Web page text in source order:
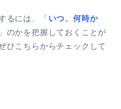
るには、「 いつ、何時か
」のかを把握しておくことが
ひこちらからチェックして